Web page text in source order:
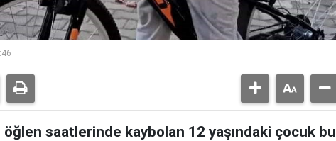
saatlerinde kaybolan 12 yaşındaki çocuk bu